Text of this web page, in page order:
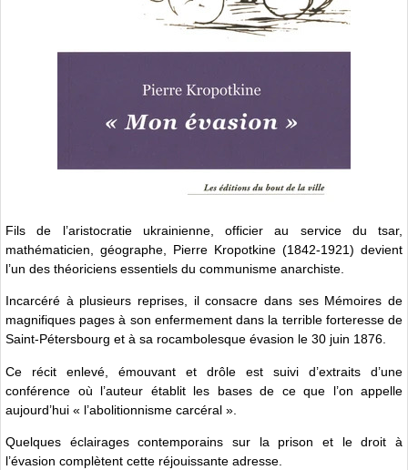
Fils de l’aristocratie ukrainienne, officier au service du tsar,
mathématicien, géographe, Pierre Kropotkine (1842-1921) devient
l’un des théoriciens essentiels du communisme anarchiste.
Incarcéré à plusieurs reprises, il consacre dans ses Mémoires de
magnifiques pages à son enfermement dans la terrible forteresse de
Saint-Pétersbourg et à sa rocambolesque évasion le 30 juin 1876.
Ce récit enlevé, émouvant et drôle est suivi d’extraits d’une
conférence où l’auteur établit les bases de ce que l’on appelle
aujourd’hui « l’abolitionnisme carcéral ».
Quelques éclairages contemporains sur la prison et le droit à
l’évasion complètent cette réjouissante adresse.